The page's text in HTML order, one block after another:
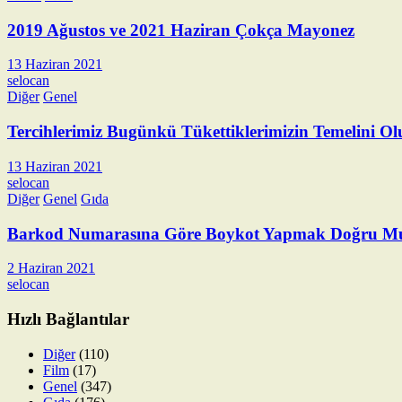
2019 Ağustos ve 2021 Haziran Çokça Mayonez
13 Haziran 2021
selocan
Diğer Genel
Tercihlerimiz Bugünkü Tükettiklerimizin Temelini
13 Haziran 2021
selocan
Diğer Genel Gıda
Barkod Numarasına Göre Boykot Yapmak Doğru
2 Haziran 2021
selocan
Hızlı Bağlantılar
Diğer(110)
Film (17)
Genel (347)